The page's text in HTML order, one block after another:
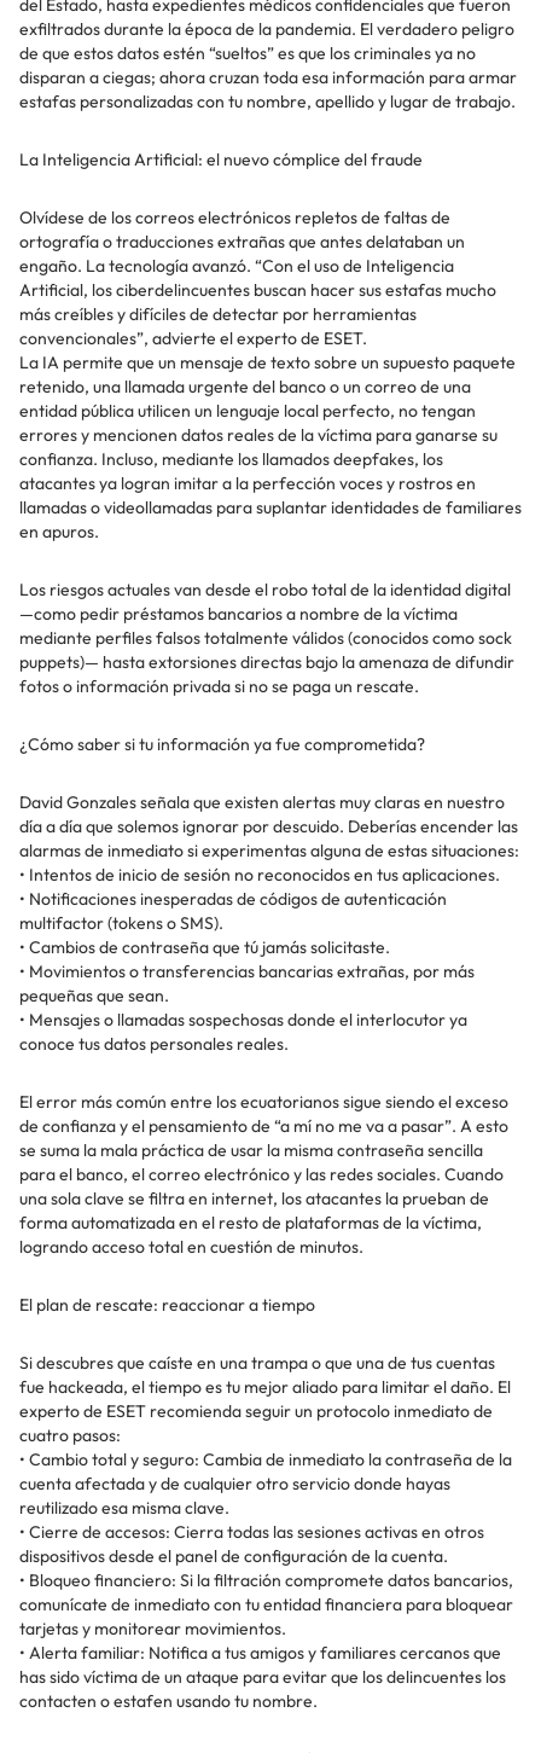
del Estado, hasta expedientes médicos confidenciales que fueron
exfiltrados durante la época de la pandemia. El verdadero peligro
de que estos datos estén “sueltos” es que los criminales ya no
disparan a ciegas; ahora cruzan toda esa información para armar
estafas personalizadas con tu nombre, apellido y lugar de trabajo.
La Inteligencia Artificial: el nuevo cómplice del fraude
Olvídese de los correos electrónicos repletos de faltas de
ortografía o traducciones extrañas que antes delataban un
engaño. La tecnología avanzó. “Con el uso de Inteligencia
Artificial, los ciberdelincuentes buscan hacer sus estafas mucho
más creíbles y difíciles de detectar por herramientas
convencionales”, advierte el experto de ESET.
La IA permite que un mensaje de texto sobre un supuesto paquete
retenido, una llamada urgente del banco o un correo de una
entidad pública utilicen un lenguaje local perfecto, no tengan
errores y mencionen datos reales de la víctima para ganarse su
confianza. Incluso, mediante los llamados deepfakes, los
atacantes ya logran imitar a la perfección voces y rostros en
llamadas o videollamadas para suplantar identidades de familiares
en apuros.
Los riesgos actuales van desde el robo total de la identidad digital
—como pedir préstamos bancarios a nombre de la víctima
mediante perfiles falsos totalmente válidos (conocidos como sock
puppets)— hasta extorsiones directas bajo la amenaza de difundir
fotos o información privada si no se paga un rescate.
¿Cómo saber si tu información ya fue comprometida?
David Gonzales señala que existen alertas muy claras en nuestro
día a día que solemos ignorar por descuido. Deberías encender las
alarmas de inmediato si experimentas alguna de estas situaciones:
• Intentos de inicio de sesión no reconocidos en tus aplicaciones.
• Notificaciones inesperadas de códigos de autenticación
multifactor (tokens o SMS).
• Cambios de contraseña que tú jamás solicitaste.
• Movimientos o transferencias bancarias extrañas, por más
pequeñas que sean.
• Mensajes o llamadas sospechosas donde el interlocutor ya
conoce tus datos personales reales.
El error más común entre los ecuatorianos sigue siendo el exceso
de confianza y el pensamiento de “a mí no me va a pasar”. A esto
se suma la mala práctica de usar la misma contraseña sencilla
para el banco, el correo electrónico y las redes sociales. Cuando
una sola clave se filtra en internet, los atacantes la prueban de
forma automatizada en el resto de plataformas de la víctima,
logrando acceso total en cuestión de minutos.
El plan de rescate: reaccionar a tiempo
Si descubres que caíste en una trampa o que una de tus cuentas
fue hackeada, el tiempo es tu mejor aliado para limitar el daño. El
experto de ESET recomienda seguir un protocolo inmediato de
cuatro pasos:
• Cambio total y seguro: Cambia de inmediato la contraseña de la
cuenta afectada y de cualquier otro servicio donde hayas
reutilizado esa misma clave.
• Cierre de accesos: Cierra todas las sesiones activas en otros
dispositivos desde el panel de configuración de la cuenta.
• Bloqueo financiero: Si la filtración compromete datos bancarios,
comunícate de inmediato con tu entidad financiera para bloquear
tarjetas y monitorear movimientos.
• Alerta familiar: Notifica a tus amigos y familiares cercanos que
has sido víctima de un ataque para evitar que los delincuentes los
contacten o estafen usando tu nombre.